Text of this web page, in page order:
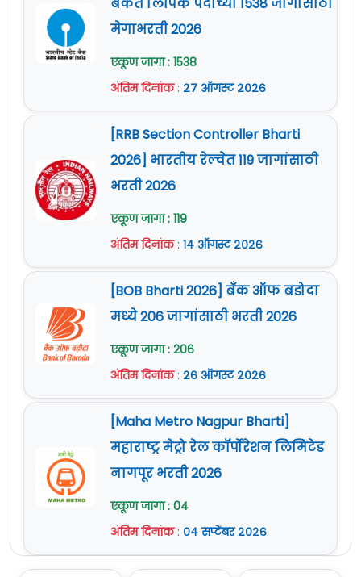
जाहिरात (Notification) :
Official Site :
www.mumbaipolice.gov.in
बँकेत लिपिक पदाच्या 1538 जागांसाठी
मेगाभरती 2026
एकूण जागा : 1538
अंतिम दिनांक: २७ ऑगस्ट २०२६
[RRB Section Controller Bharti
2026] भारतीय रेल्वेत 119 जागांसाठी
भरती 2026
एकूण जागा : 119
अंतिम दिनांक: १४ ऑगस्ट २०२६
[BOB Bharti 2026] बँक ऑफ बडोदा
मध्ये 206 जागांसाठी भरती 2026
एकूण जागा : 206
अंतिम दिनांक: २६ ऑगस्ट २०२६
[Maha Metro Nagpur Bharti]
महाराष्ट्र मेट्रो रेल कॉर्पोरेशन लिमिटेड
नागपूर भरती 2026
एकूण जागा : 04
अंतिम दिनांक: ०४ सप्टेंबर २०२६